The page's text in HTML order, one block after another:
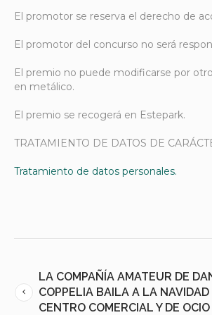
El promotor se reserva el derecho de
El promotor del concurso no será
El premio no puede modificarse por
en metálico.
El premio se recogerá en Estepark.
TRATAMIENTO DE DATOS DE
Tratamiento de datos personales.
LA COMPAÑÍA AMATEUR DE
COPPELIA BAILA A LA NAVIDAD
CENTRO COMERCIAL Y DE